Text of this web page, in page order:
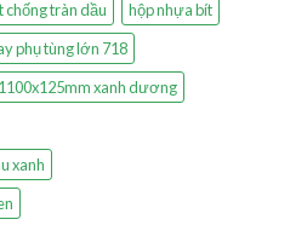
chống tràn dầu
hộp nhựa bít
phụ tùng lớn 718
xanh dương
xanh